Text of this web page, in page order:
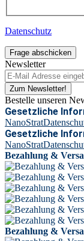
Datenschutz
Frage abschicken
Newsletter
Zum Newsletter!
Bestelle unseren
Gesetzliche
NanoStrat
Gesetzliche
NanoStrat
Bezahlung &
Bezahlung &